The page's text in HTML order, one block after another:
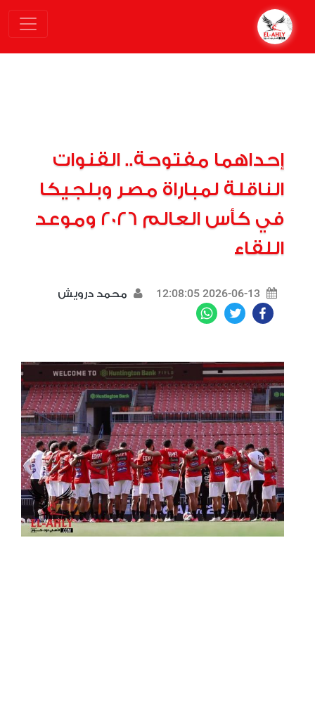
إحداهما مفتوحة.. القنوات
الناقلة لمباراة مصر وبلجيكا
في كأس العالم 2026 وموعد
اللقاء
2026-06-13 12:08:05 محمد درويش
Facebook
Twitter